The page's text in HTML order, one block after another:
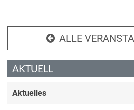
ALLE
AKTUELL
Aktuelles